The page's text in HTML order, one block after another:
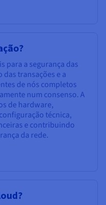
para a segurança das
das transações e a
de nós completos
num consenso. A
de hardware,
técnica,
e contribuindo
da rede.